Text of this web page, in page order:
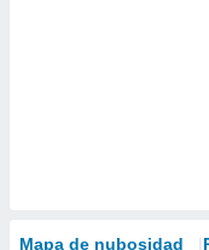
Mapa de nubosidad